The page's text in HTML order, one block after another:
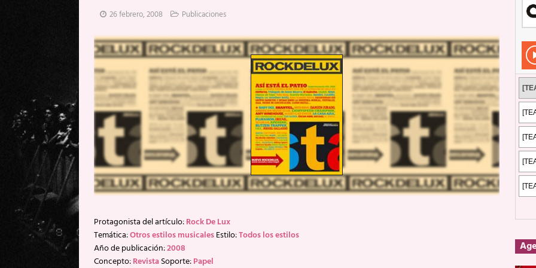
[ 20 mayo, 2026 ]
[ 17 mayo, 2026 ] Fito & Fitipaldis: 2 de mayo de 2026 en Fuengirola
FOTOS
[ 17 mayo, 2026 ] Fito & Fitipaldis: Su ‘aullido’ retumbó ferozmente en Fuengirola.
REPORTAJES
[ 5 agosto, 2026 ]
Florent Gorges: La historia de Nintendo Vol. 2 PUBLICACIONES
26 febrero, 2008 Publicaciones
Protagonista del artículo:Rock De Lux
Temática:Otros estilos musicalesEstilo:Todos los estilos
Año de publicación:2008
Concepto:RevistaSoporte:Papel